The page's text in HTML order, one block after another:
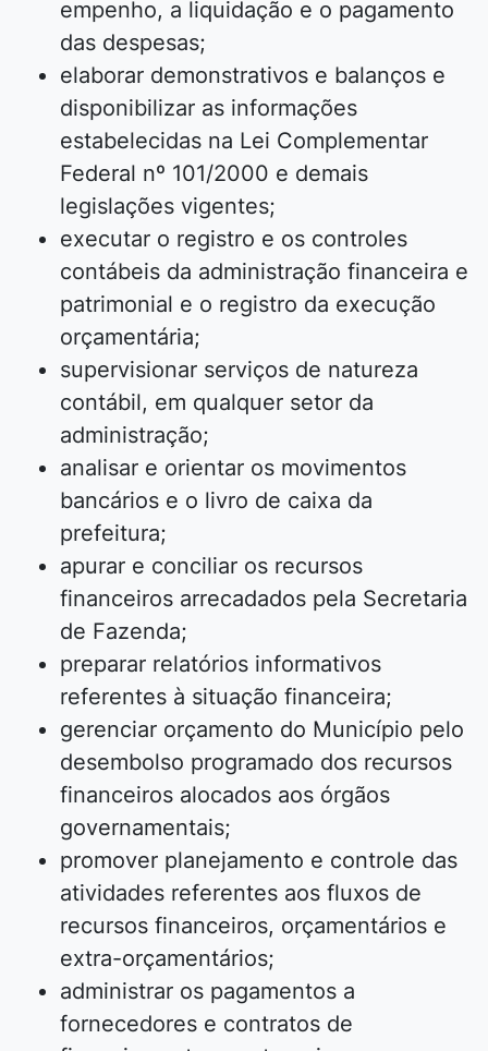
empenho, a liquidação e o pagamento
das despesas;
elaborar demonstrativos e balanços e
disponibilizar as informações
estabelecidas na Lei Complementar
Federal nº 101/2000 e demais
legislações vigentes;
executar o registro e os controles
contábeis da administração financeira e
patrimonial e o registro da execução
orçamentária;
supervisionar serviços de natureza
contábil, em qualquer setor da
administração;
analisar e orientar os movimentos
bancários e o livro de caixa da
prefeitura;
apurar e conciliar os recursos
financeiros arrecadados pela Secretaria
de Fazenda;
preparar relatórios informativos
referentes à situação financeira;
gerenciar orçamento do Município pelo
desembolso programado dos recursos
financeiros alocados aos órgãos
governamentais;
promover planejamento e controle das
atividades referentes aos fluxos de
recursos financeiros, orçamentários e
extra-orçamentários;
administrar os pagamentos a
fornecedores e contratos de